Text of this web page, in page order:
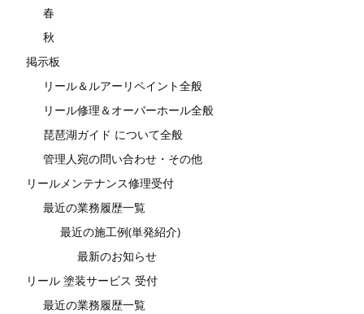
春
秋
掲示板
リール＆ルアーリペイント全般
リール修理＆オーバーホール全般
琵琶湖ガイド について全般
管理人宛の問い合わせ・その他
リールメンテナンス修理受付
最近の業務履歴一覧
最近の施工例(単発紹介)
最新のお知らせ
リール 塗装サービス 受付
最近の業務履歴一覧